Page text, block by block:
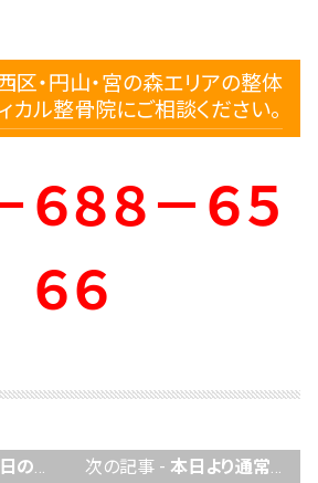
区・円山・宮の森エリアの整体
カル整骨院にご相談ください。
６８８－６５
６６
知らせ 次の記事 - 本日より通常営業です